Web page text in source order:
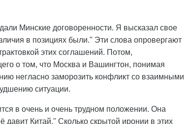
Минские договоренности. Я высказал свое
в позициях были." Эти слова опровергают
этих соглашений. Потом,
о том, что Москва и Вашингтон, понимая
негласно заморозить конфликт со взаимными
ситуации.
в очень и очень трудном положении. Она
давит Китай." Сколько скрытой иронии в этих